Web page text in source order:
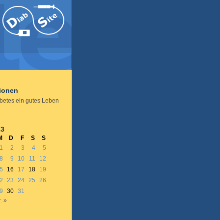
ein gutes Leben
D F S
S
1
2 3 4
5
8 9 10 11
12
16 17 18
19
23 24 25
26
30 31
»